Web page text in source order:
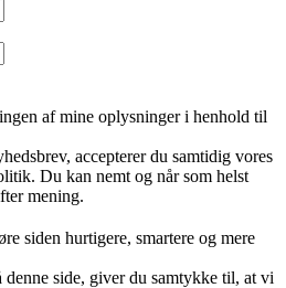
af mine oplysninger i henhold til
accepterer du samtidig vores
Du kan nemt og når som helst
mening.
siden hurtigere, smartere og mere
denne side, giver du samtykke til, at vi